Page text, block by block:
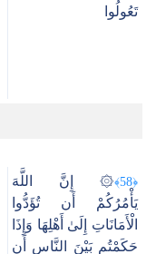
تَعُولُوا
﴿58﴾
۞ إِنَّ اللَّهَ
يَأْمُرُكُمْ أَن تُؤَدُّوا
الْأَمَانَاتِ إِلَىٰ أَهْلِهَا وَإِذَا
حَكَمْتُم بَيْنَ النَّاسِ أَن